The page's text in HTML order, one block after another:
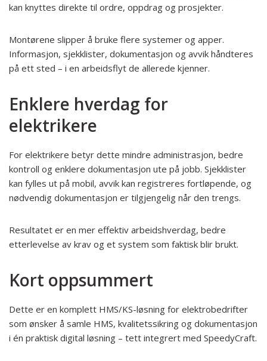
kan knyttes direkte til ordre, oppdrag og prosjekter.
Montørene slipper å bruke flere systemer og apper.
Informasjon, sjekklister, dokumentasjon og avvik håndteres
på ett sted – i en arbeidsflyt de allerede kjenner.
Enklere hverdag for
elektrikere
For elektrikere betyr dette mindre administrasjon, bedre
kontroll og enklere dokumentasjon ute på jobb. Sjekklister
kan fylles ut på mobil, avvik kan registreres fortløpende, og
nødvendig dokumentasjon er tilgjengelig når den trengs.
Resultatet er en mer effektiv arbeidshverdag, bedre
etterlevelse av krav og et system som faktisk blir brukt.
Kort oppsummert
Dette er en komplett HMS/KS-løsning for elektrobedrifter
som ønsker å samle HMS, kvalitetssikring og dokumentasjon
i én praktisk digital løsning – tett integrert med SpeedyCraft.